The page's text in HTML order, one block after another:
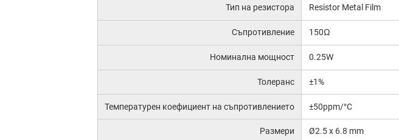
Тип на резистора Resistor Metal Film
Съпротивление 150Ω
Номинална мощност 0.25W
Толеранс ±1%
Температурен коефициент на съпротивлението ±50ppm/°C
Размери Ø2.5 x 6.8 mm